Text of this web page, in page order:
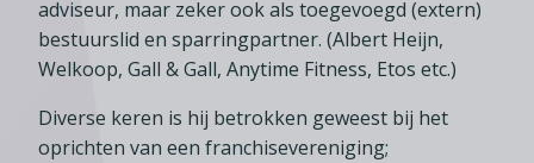
Partners
Jaarverslag
In English
adviseur, maar zeker ook als toegevoegd (extern)
bestuurslid en sparringpartner. (Albert Heijn,
Welkoop, Gall & Gall, Anytime Fitness, Etos etc.)
Diverse keren is hij betrokken geweest bij het
oprichten van een franchisevereniging;